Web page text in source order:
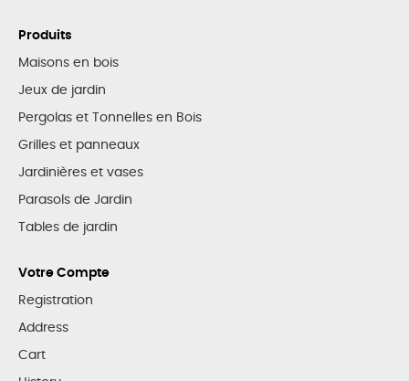
Produits
Maisons en bois
Jeux de jardin
Pergolas et Tonnelles en Bois
Grilles et panneaux
Jardinières et vases
Parasols de Jardin
Tables de jardin
Votre Compte
Registration
Address
Cart